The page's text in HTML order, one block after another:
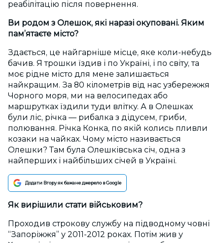
реабілітацію після повернення.
Ви родом з Олешок, які наразі окуповані. Яким
пам’ятаєте місто?
Здається, це найгарніше місце, яке коли-небудь
бачив. Я трошки їздив і по Україні, і по світу, та
моє рідне місто для мене залишається
найкращим. За 80 кілометрів від нас узбережжя
Чорного моря, ми на велосипедах або
маршрутках їздили туди влітку. А в Олешках
були ліс, річка — рибалка з дідусем, гриби,
полювання. Річка Конка, по якій колись пливли
козаки на чайках. Чому місто називається
Олешки? Там була Олешківська січ, одна з
найперших і найбільших січей в Україні.
Додати Вгору як бажане джерело в Google
Як вирішили стати військовим?
Проходив строкову службу на підводному човні
“Запоріжжя” у 2011-2012 роках. Потім жив у